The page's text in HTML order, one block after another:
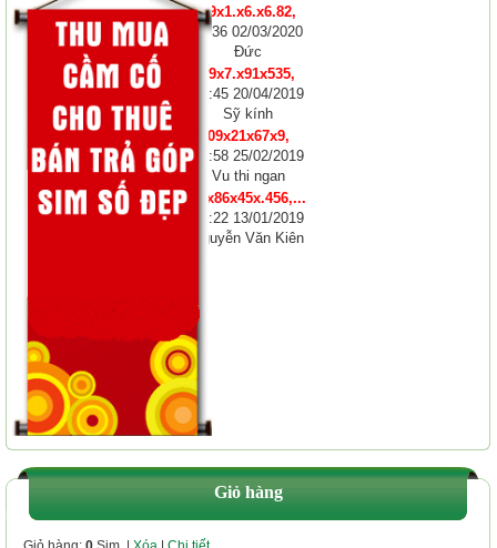
09x1.x6.x6.82,
11:36 02/03/2020
Đức
09x7.x91x535,
10:45 20/04/2019
Sỹ kính
09x21x67x9,
12:58 25/02/2019
Vu thi ngan
01x86x45x.456,...
08:22 13/01/2019
Nguyễn Văn Kiên
Giỏ hàng